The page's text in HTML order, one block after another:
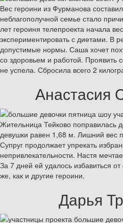
Вес героини из Фурманова
неблагополучной семье стало
лет героиня телепроекта начала
экспериментировать с диетами. В
допустимые нормы. Саша хочет
со здоровьем и работой. Проявить
не успела. Сбросила всего 2
Анастасия
Жительница Тейково поправилась
девушки равен 1,68 м. Лишний вес
Супруг продолжает упрекать
непривлекательности. Настя
За 7 дней ей удалось избавиться
же, как и другие героини.
Дарья